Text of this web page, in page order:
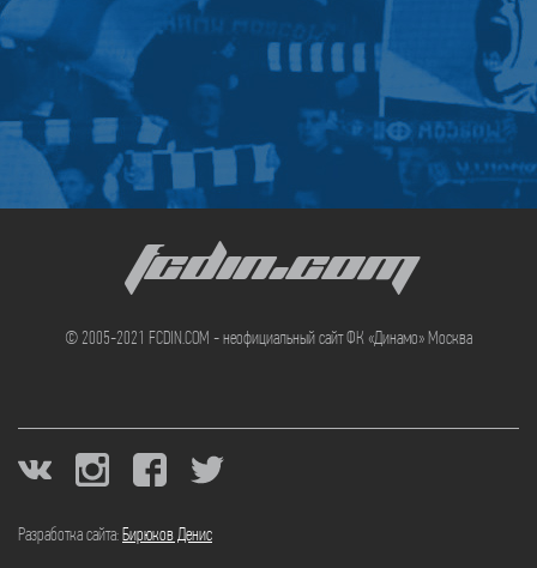
FCDIN.COM
© 2005-2021 FCDIN.COM - неофициальный сайт ФК «Динамо» Москва
Разработка сайта: Бирюков Денис